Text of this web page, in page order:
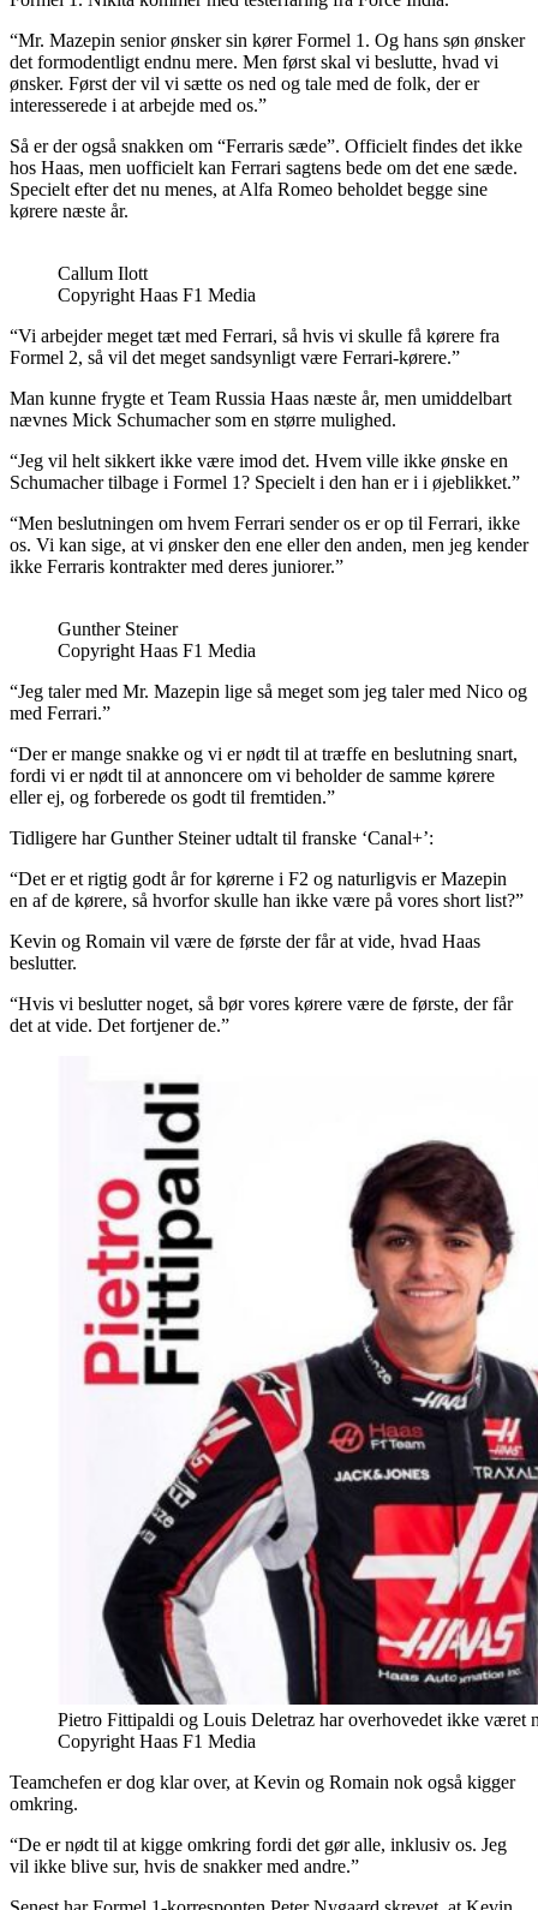
“Mr. Mazepin senior ønsker sin kører Formel 1. Og hans søn ønsker
det formodentligt endnu mere. Men først skal vi beslutte, hvad vi
ønsker. Først der vil vi sætte os ned og tale med de folk, der er
interesserede i at arbejde med os.”
Så er der også snakken om “Ferraris sæde”. Officielt findes det ikke
hos Haas, men uofficielt kan Ferrari sagtens bede om det ene sæde.
Specielt efter det nu menes, at Alfa Romeo beholdet begge sine
kørere næste år.
Callum Ilott
Copyright Haas F1 Media
“Vi arbejder meget tæt med Ferrari, så hvis vi skulle få kørere fra
Formel 2, så vil det meget sandsynligt være Ferrari-kørere.”
Man kunne frygte et Team Russia Haas næste år, men umiddelbart
nævnes Mick Schumacher som en større mulighed.
“Jeg vil helt sikkert ikke være imod det. Hvem ville ikke ønske en
Schumacher tilbage i Formel 1? Specielt i den han er i i øjeblikket.”
“Men beslutningen om hvem Ferrari sender os er op til Ferrari, ikke
os. Vi kan sige, at vi ønsker den ene eller den anden, men jeg kender
ikke Ferraris kontrakter med deres juniorer.”
Gunther Steiner
Copyright Haas F1 Media
“Jeg taler med Mr. Mazepin lige så meget som jeg taler med Nico og
med Ferrari.”
“Der er mange snakke og vi er nødt til at træffe en beslutning snart,
fordi vi er nødt til at annoncere om vi beholder de samme kørere
eller ej, og forberede os godt til fremtiden.”
Tidligere har Gunther Steiner udtalt til franske ‘Canal+’:
“Det er et rigtig godt år for kørerne i F2 og naturligvis er Mazepin
en af de kørere, så hvorfor skulle han ikke være på vores short list?”
Kevin og Romain vil være de første der får at vide, hvad Haas
beslutter.
“Hvis vi beslutter noget, så bør vores kørere være de første, der får
det at vide. Det fortjener de.”
Pietro Fittipaldi og Louis Deletraz har overhovedet ikke været
Copyright Haas F1 Media
Teamchefen er dog klar over, at Kevin og Romain nok også kigger
omkring.
“De er nødt til at kigge omkring fordi det gør alle, inklusiv os. Jeg
vil ikke blive sur, hvis de snakker med andre.”